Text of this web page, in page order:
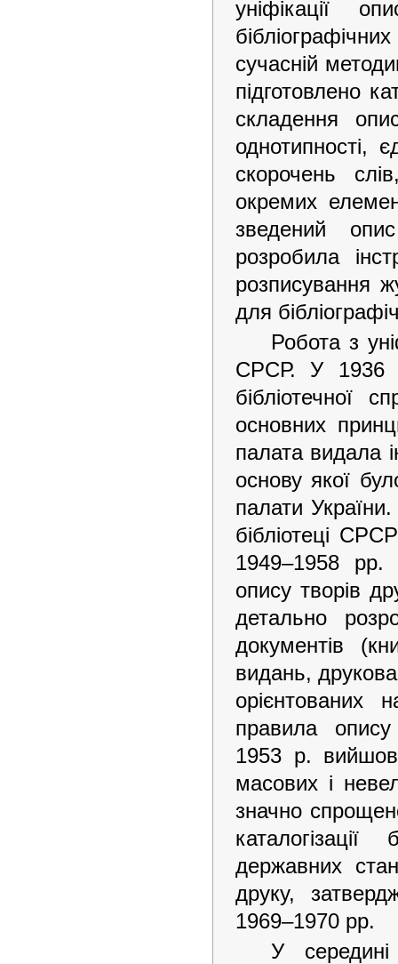
уніфікації
сучасній
підготовлено
складення
однотипності,
скорочень
окремих
зведений
розробила
розписування
для
Робота з
СРСР. У 1936
бібліотечної
основних
палата видала
основу якої
палати України.
бібліотеці
1949–1958 pp.
опису творів
детально
документів
видань,
орієнтованих
правила опису
1953 р.
масових і
значно
державних
друку,
1969–1970 pp.
У